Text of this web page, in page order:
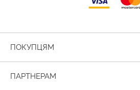
ПОКУПЦЯМ
ПАРТНЕРАМ